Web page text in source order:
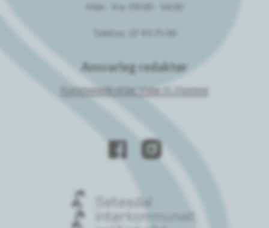
Mån - fre: 09:00 - 14.00
Telefon: 37 93 75 00
Ansvarleg redaktør
Kommunedirektør Vidar H. Homme